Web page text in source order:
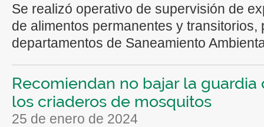
Se realizó operativo de supervisión de
de alimentos permanentes y transitorios,
departamentos de Saneamiento
Recomiendan no bajar la guardia
los criaderos de mosquitos
25 de enero de 2024